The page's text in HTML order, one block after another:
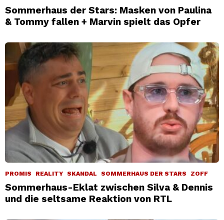
Sommerhaus der Stars: Masken von Paulina
& Tommy fallen + Marvin spielt das Opfer
PROMIS REALITY SKANDAL SOMMERHAUS DER STARS ZOFF
Sommerhaus-Eklat zwischen Silva & Dennis
und die seltsame Reaktion von RTL